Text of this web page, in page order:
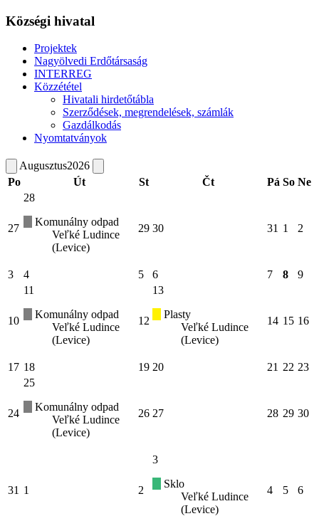
Községi hivatal
Projektek
Nagyölvedi Erdőtársaság
INTERREG
Közzététel
Hivatali hirdetőtábla
Szerződések, megrendelések, számlák
Gazdálkodás
Nyomtatványok
Augusztus2026
Po
Út St Čt Pá So Ne
27
28
Komunálny odpad
Veľké Ludince
(Levice)
29 30 31 1 2
3 4 5 6 7 8 9
10
11
Komunálny odpad
Veľké Ludince
(Levice)
12
13
Plasty
Veľké Ludince
(Levice)
14 15 16
17 18 19 20 21 22 23
24
25
Komunálny odpad
Veľké Ludince
(Levice)
26 27 28 29 30
31 1 2
3
Sklo
Veľké Ludince
(Levice)
4 5 6